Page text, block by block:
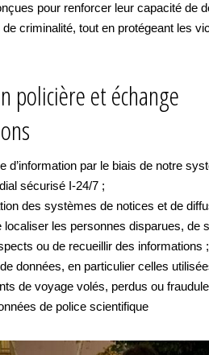
pour renforcer leur capacité de
criminalité, tout en protégeant les
policière et échange
d’information par le biais de notre
sécurisé I-24/7 ;
des systèmes de notices et de
localiser les personnes disparues, de
ou de recueillir des informations ;
données, en particulier celles
de voyage volés, perdus ou
de police scientifique